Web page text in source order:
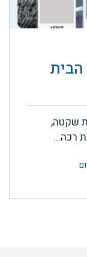
הבית
שקטה,
רכה...